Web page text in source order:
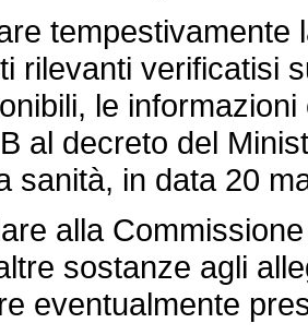
tempestivamente
rilevanti verificatisi
le
al decreto del
sanità, in data 20
alla Commissione
sostanze agli
eventualmente